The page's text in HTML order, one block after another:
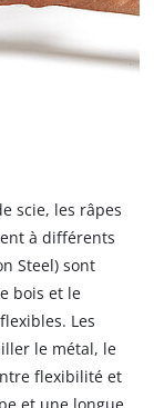
scie, les râpes
à différents
Steel) sont
bois et le
Les
le métal, le
flexibilité et